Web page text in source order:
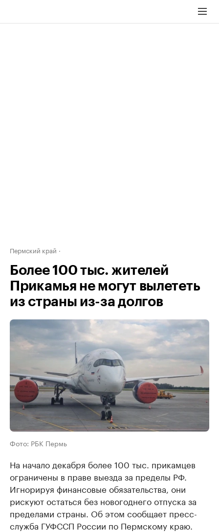
Пермский край
Более 100 тыс. жителей
Прикамья не могут вылететь
из страны из-за долгов
Фото: РБК Пермь
На начало декабря более 100 тыс. прикамцев
ограничены в праве выезда за пределы РФ.
Игнорируя финансовые обязательства, они
рискуют остаться без новогоднего отпуска за
пределами страны. Об этом сообщает пресс-
служба ГУФССП России по Пермскому краю.